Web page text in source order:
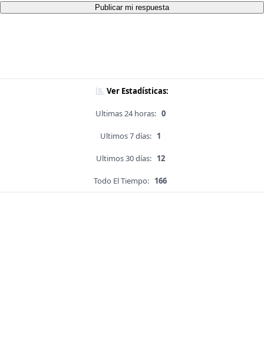
Publicar mi respuesta
Ver Estadísticas:
Ultimas 24 horas: 0
Ultimos 7 días: 1
Ultimos 30 días: 12
Todo El Tiempo: 166